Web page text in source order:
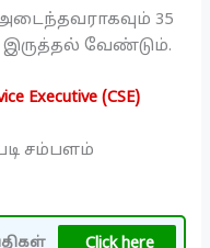
அடைந்தவராகவும் 35
இருத்தல் வேண்டும்.
Executive (CSE)
சம்பளம்
Click here